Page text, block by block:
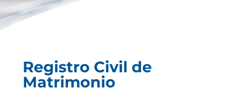
Registro Civil de
Matrimonio